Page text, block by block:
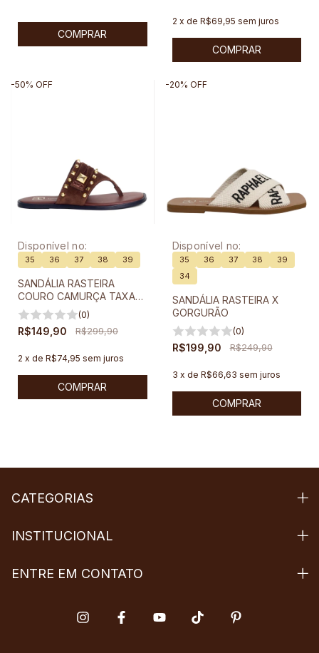
COMPRAR
2 x de R$69,95 sem juros
COMPRAR
Disponível no:
35 36 37 38 39
SANDÁLIA RASTEIRA
COURO CAMURÇA TAXAS
DOURADAS (0)
R$149,90
-50% OFF
R$299,90
2 x de R$74,95 sem juros
COMPRAR
Disponível no:
35 36 37 38
39
34
SANDÁLIA RASTEIRA X
GORGURÃO
(0)
R$199,90
-20% OFF
R$249,90
3 x de R$66,63 sem juros
COMPRAR
CATEGORIAS
INSTITUCIONAL
ENTRE EM CONTATO